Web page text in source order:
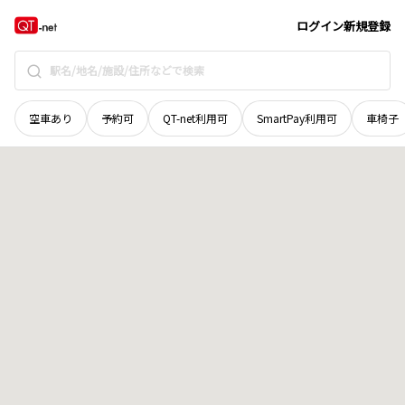
ログイン新規登録
空車あり 予約可 QT-net利用可 SmartPay利用可 車椅子
和歌山県